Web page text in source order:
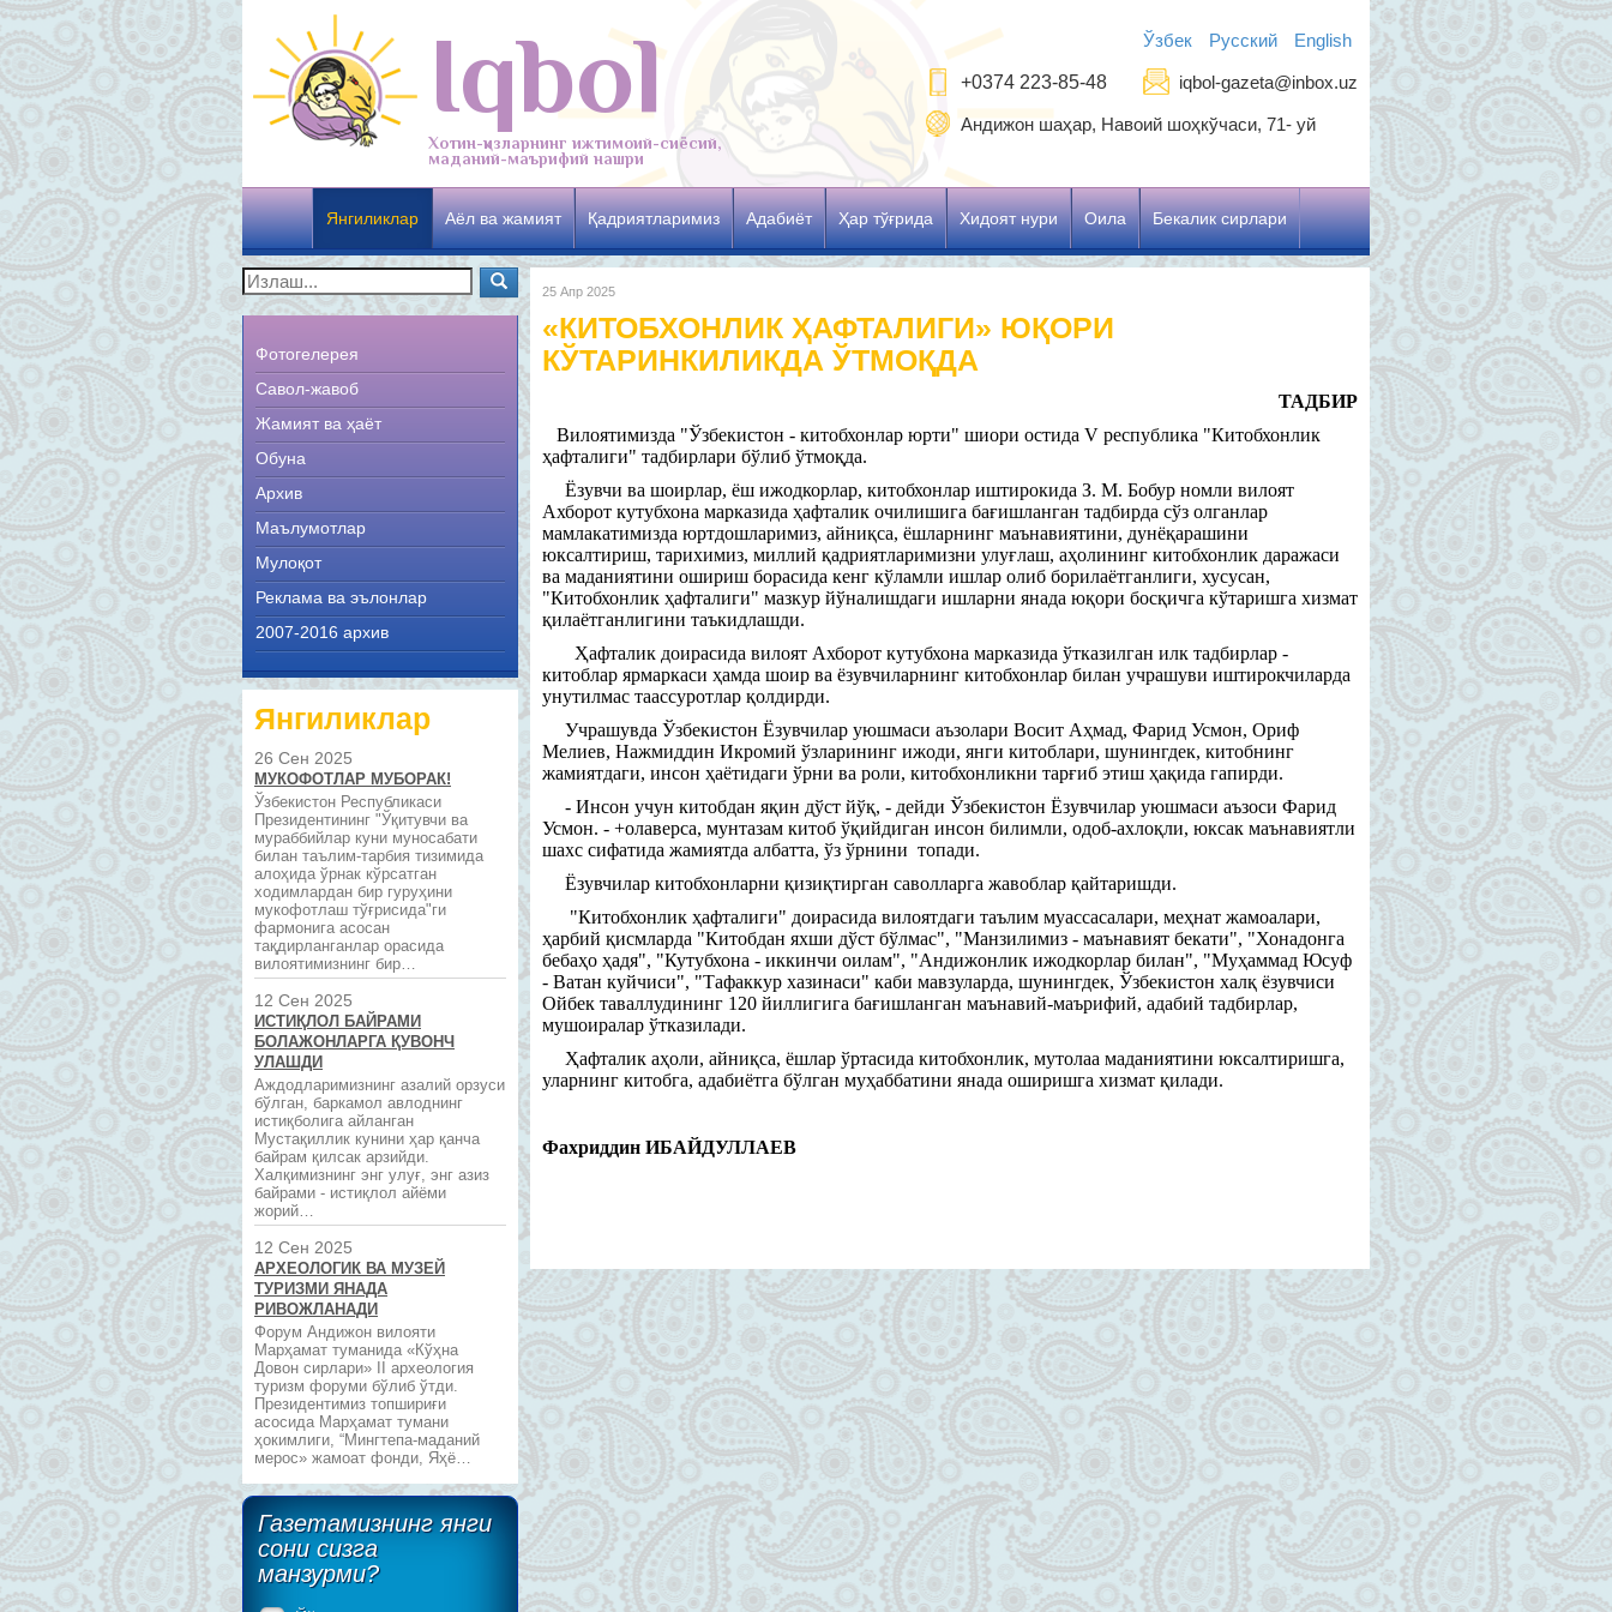
Iqbol
Хотин-қизларнинг ижтимоий-сиёсий,
маданий-маърифий нашри
Ўзбек Русский English
+0374 223-85-48 iqbol-gazeta@inbox.uz
Андижон шаҳар, Навоий шоҳкўчаси, 71- уй
Янгиликлар Аёл ва жамият Қадриятларимиз Адабиёт Ҳар тўғрида Хидоят нури Оила Бекалик сирлари
Фотогелерея
Савол-жавоб
Жамият ва ҳаёт
Обуна
Архив
Маълумотлар
Мулоқот
Реклама ва эълонлар
2007-2016 архив
Янгиликлар
26 Сен 2025
МУКОФОТЛАР МУБОРАК!
Ўзбекистон Республикаси
Президентининг "Ўқитувчи ва
мураббийлар куни муносабати
билан таълим-тарбия тизимида
алоҳида ўрнак кўрсатган
ходимлардан бир гуруҳини
мукофотлаш тўғрисида"ги
фармонига асосан
тақдирланганлар орасида
вилоятимизнинг бир…
12 Сен 2025
ИСТИҚЛОЛ БАЙРАМИ
БОЛАЖОНЛАРГА ҚУВОНЧ
УЛАШДИ
Аждодларимизнинг азалий орзуси
бўлган, баркамол авлоднинг
истиқболига айланган
Мустақиллик кунини ҳар қанча
байрам қилсак арзийди.
Халқимизнинг энг улуғ, энг азиз
байрами - истиқлол айёми
жорий…
12 Сен 2025
АРХЕОЛОГИК ВА МУЗЕЙ
ТУРИЗМИ ЯНАДА
РИВОЖЛАНАДИ
Форум Андижон вилояти
Марҳамат туманида «Кўҳна
Довон сирлари» II археология
туризм форуми бўлиб ўтди.
Президентимиз топшириғи
асосида Марҳамат тумани
ҳокимлиги, “Мингтепа-маданий
мерос» жамоат фонди, Яҳё…
Газетамизнинг янги
сони сизга
манзурми?
25 Апр 2025
«КИТОБХОНЛИК ҲАФТАЛИГИ» ЮҚОРИ
КЎТАРИНКИЛИКДА ЎТМОҚДА
ТАДБИР
Вилоятимизда "Ўзбекистон - китобхонлар юрти" шиори остида V республика "Китобхонлик
ҳафталиги" тадбирлари бўлиб ўтмоқда.
Ёзувчи ва шоирлар, ёш ижодкорлар, китобхонлар иштирокида З. М. Бобур номли вилоят
Ахборот кутубхона марказида ҳафталик очилишига бағишланган тадбирда сўз олганлар
мамлакатимизда юртдошларимиз, айниқса, ёшларнинг маънавиятини, дунёқарашини
юксалтириш, тарихимиз, миллий қадриятларимизни улуғлаш, аҳолининг китобхонлик даражаси
ва маданиятини ошириш борасида кенг кўламли ишлар олиб борилаётганлиги, хусусан,
"Китобхонлик ҳафталиги" мазкур йўналишдаги ишларни янада юқори босқичга кўтаришга хизмат
қилаётганлигини таъкидлашди.
Ҳафталик доирасида вилоят Ахборот кутубхона марказида ўтказилган илк тадбирлар -
китоблар ярмаркаси ҳамда шоир ва ёзувчиларнинг китобхонлар билан учрашуви иштирокчиларда
унутилмас таассуротлар қолдирди.
Учрашувда Ўзбекистон Ёзувчилар уюшмаси аъзолари Восит Аҳмад, Фарид Усмон, Ориф
Мелиев, Нажмиддин Икромий ўзларининг ижоди, янги китоблари, шунингдек, китобнинг
жамиятдаги, инсон ҳаётидаги ўрни ва роли, китобхонликни тарғиб этиш ҳақида гапирди.
- Инсон учун китобдан яқин дўст йўқ, - дейди Ўзбекистон Ёзувчилар уюшмаси аъзоси Фарид
Усмон. - +олаверса, мунтазам китоб ўқийдиган инсон билимли, одоб-ахлоқли, юксак маънавиятли
шахс сифатида жамиятда албатта, ўз ўрнини топади.
Ёзувчилар китобхонларни қизиқтирган саволларга жавоблар қайтаришди.
"Китобхонлик ҳафталиги" доирасида вилоятдаги таълим муассасалари, меҳнат жамоалари,
ҳарбий қисмларда "Китобдан яхши дўст бўлмас", "Манзилимиз - маънавият бекати", "Хонадонга
бебаҳо ҳадя", "Кутубхона - иккинчи оилам", "Андижонлик ижодкорлар билан", "Муҳаммад Юсуф
- Ватан куйчиси", "Тафаккур хазинаси" каби мавзуларда, шунингдек, Ўзбекистон халқ ёзувчиси
Ойбек таваллудининг 120 йиллигига бағишланган маънавий-маърифий, адабий тадбирлар,
мушоиралар ўтказилади.
Ҳафталик аҳоли, айниқса, ёшлар ўртасида китобхонлик, мутолаа маданиятини юксалтиришга,
уларнинг китобга, адабиётга бўлган муҳаббатини янада оширишга хизмат қилади.
Фахриддин ИБАЙДУЛЛАЕВ